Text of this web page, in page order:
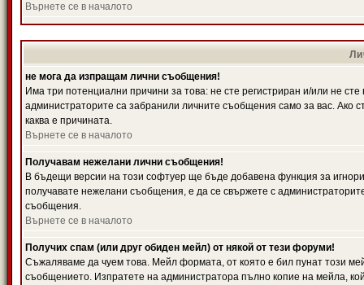
Върнете се в началото
не мога да изпращам лични съобщения!
Има три потенциални причини за това: не сте регистриран и/или не
администраторите са забранили личните съобщения само за вас. Ако
каква е причината.
Върнете се в началото
Получавам нежелани лични съобщения!
В бъдещи версии на този софтуер ще бъде добавена функция за
получавате нежелани съобщения, е да се свържете с
съобщения.
Върнете се в началото
Получих спам (или друг обиден мейл) от някой от тези форуми!
Съжаляваме да чуем това. Мейл формата, от която е бил пунат този
съобщението. Изпратете на администратора пълно копие на мейла,